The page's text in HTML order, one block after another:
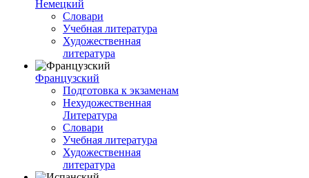
Немецкий
Словари
Учебная литература
Художественная
литература
Французский
Подготовка к экзаменам
Нехудожественная
Литература
Словари
Учебная литература
Художественная
литература